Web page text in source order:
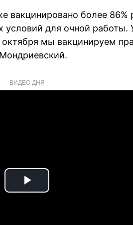
вакцинировано более 86%
условий для очной работы.
мы вакцинируем
ВИДЕО ДНЯ
Play